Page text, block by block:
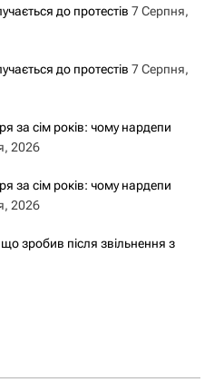
до протестів 7 Серпня,
до протестів 7 Серпня,
за сім років: чому нардепи
2026
за сім років: чому нардепи
2026
зробив після звільнення з